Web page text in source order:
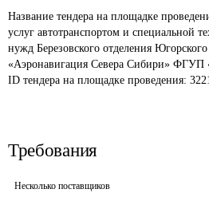
Название тендера на площадке
услуг автотранспортом и специальной
нужд Березовского отделения
«Аэронавигация Севера Сибири» ФГУП
ID тендера на площадке проведения:
Требования
Несколько поставщиков